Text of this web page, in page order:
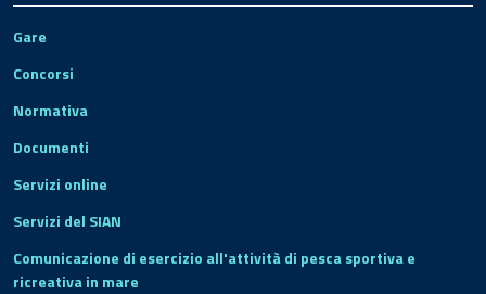
Gare
Concorsi
Normativa
Documenti
Servizi online
Servizi del SIAN
Comunicazione di esercizio all'attività di pesca sportiva e
ricreativa in mare